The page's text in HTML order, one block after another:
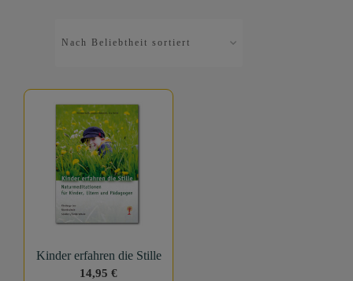
Kinder erfahren die Stille
14,95€